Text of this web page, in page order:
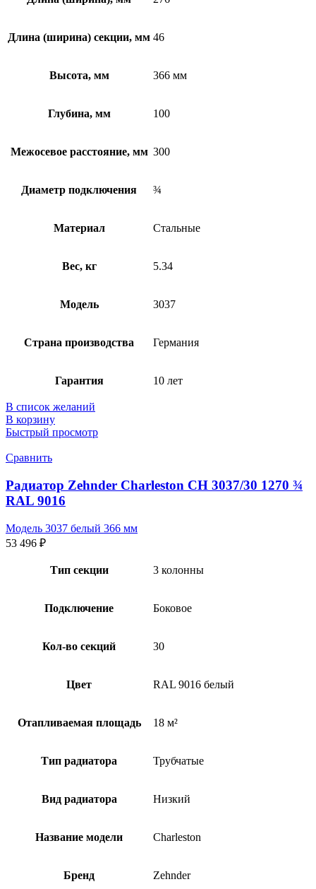
Длина (ширина) секции, мм 46
Высота, мм 366 мм
Глубина, мм 100
Межосевое расстояние, мм 300
Диаметр подключения ¾
Материал Стальные
Вес, кг 5.34
Модель 3037
Страна производства Германия
Гарантия 10 лет
В список желаний
В корзину
Быстрый просмотр
Сравнить
Радиатор Zehnder Charleston CH 3037/30 1270 ¾
RAL 9016
Модель 3037 белый 366 мм
53 496 ₽
Тип секции 3 колонны
Подключение Боковое
Кол-во секций 30
Цвет RAL 9016 белый
Отапливаемая площадь 18 м²
Тип радиатора Трубчатые
Вид радиатора Низкий
Название модели Charleston
Бренд Zehnder